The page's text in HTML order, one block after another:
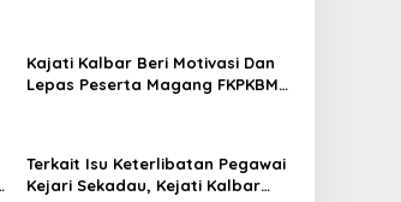
Kajati Kalbar Beri Motivasi Dan
Lepas Peserta Magang FKPKBM
Terkait Isu Keterlibatan Pegawai
Kejari Sekadau, Kejati Kalbar